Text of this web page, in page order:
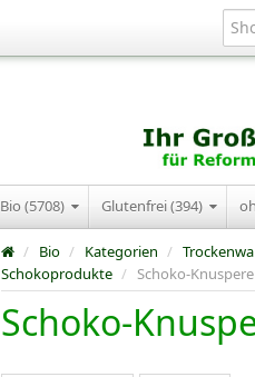
Bio (5708) Glutenfrei (394)
/ Bio / Kategorien /
Schokoprodukte / Schoko-
Schoko-